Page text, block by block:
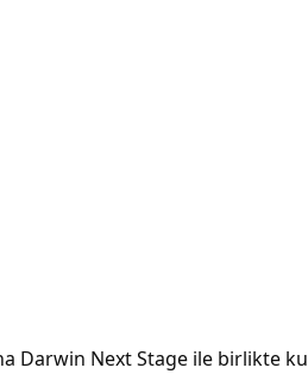
Darwin Next Stage ile birlikte